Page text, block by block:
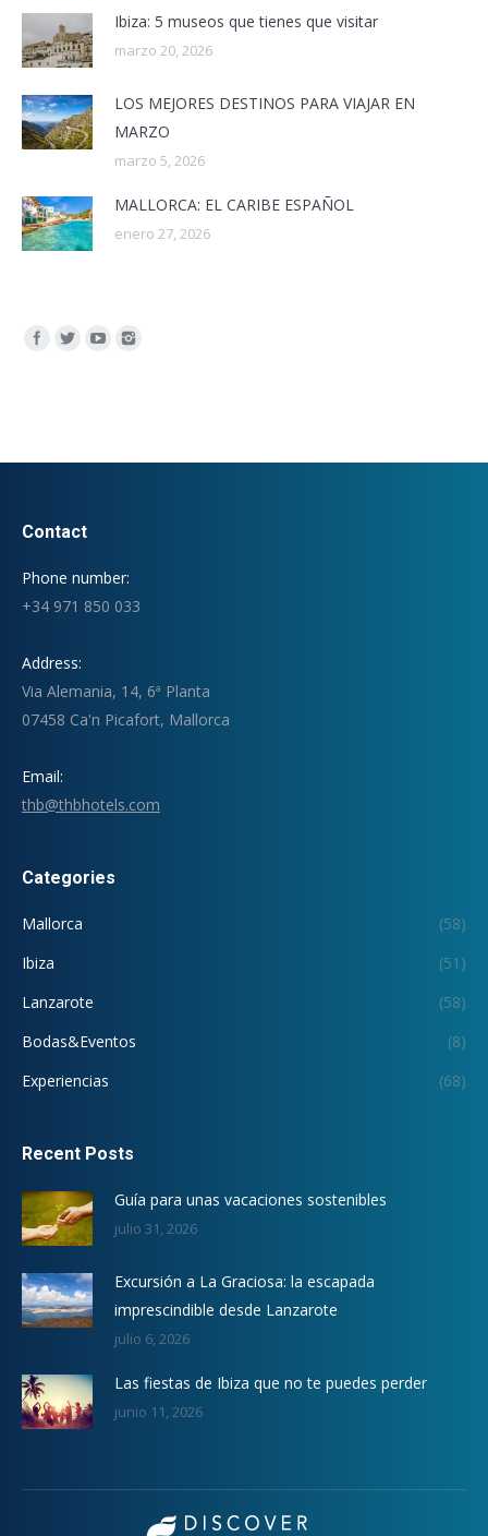
Ibiza: 5 museos que tienes que visitar
marzo 20, 2026
LOS MEJORES DESTINOS PARA VIAJAR EN
MARZO
marzo 5, 2026
MALLORCA: EL CARIBE ESPAÑOL
enero 27, 2026
Encuéntranos en:
Contact
Phone number:
+34 971 850 033
Address:
Via Alemania, 14, 6ª Planta
07458 Ca'n Picafort, Mallorca
Email:
thb@thbhotels.com
Categories
Mallorca
(58)
Ibiza
(51)
Lanzarote
(58)
Bodas&Eventos
(8)
Experiencias
(68)
Recent Posts
Guía para unas vacaciones sostenibles
julio 31, 2026
Excursión a La Graciosa: la escapada
imprescindible desde Lanzarote
julio 6, 2026
Las fiestas de Ibiza que no te puedes perder
junio 11, 2026